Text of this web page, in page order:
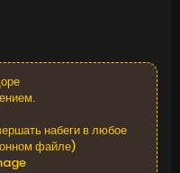
набеги в любое
файле)